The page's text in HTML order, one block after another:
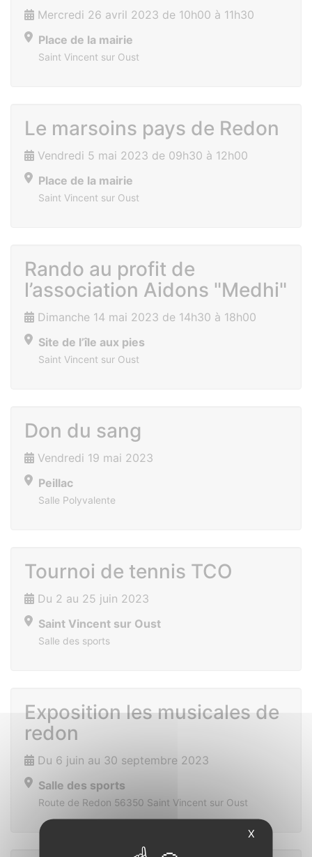
Mercredi 26 avril 2023 de 10h00 à 11h30
Place de la mairie
Saint Vincent sur Oust
Le marsoins pays de Redon
Vendredi 5 mai 2023 de 09h30 à 12h00
Place de la mairie
Saint Vincent sur Oust
Rando au profit de
l’association Aidons "Medhi"
Dimanche 14 mai 2023 de 14h30 à 18h00
Site de l’île aux pies
Saint Vincent sur Oust
Don du sang
Vendredi 19 mai 2023
Peillac
Salle Polyvalente
Tournoi de tennis TCO
Du 2 au 25 juin 2023
Saint Vincent sur Oust
Salle des sports
Exposition les musicales de
redon
Du 6 juin au 30 septembre 2023
Salle des sports
Route de Redon 56350 Saint Vincent sur Oust
X